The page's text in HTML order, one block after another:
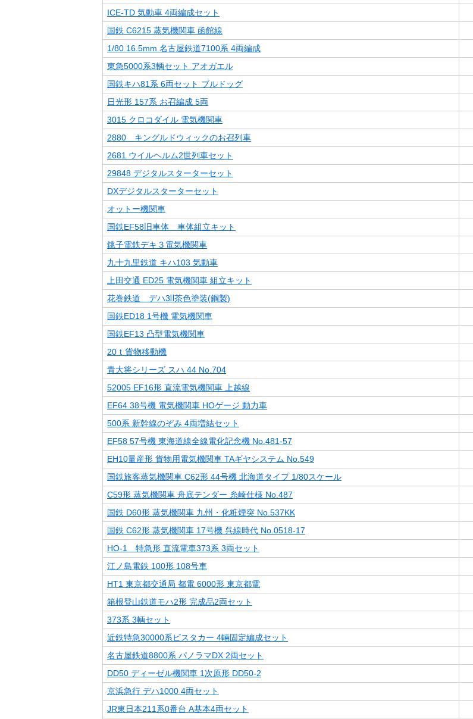
ICE-TD 気動車 4両編成セット
国鉄 C6215 蒸気機関車 函館線
1/80 16.5mm 名古屋鉄道7100系 4両編成
東急5000系3輌セット アオガエル
国鉄キハ81系 6両セット ブルドッグ
日光形 157系 お召編成 5両
3015 クロコダイル 電気機関車
2880 キングルドウィックのお召列車
2681 ウイルヘルム2世列車セット
29848 デジタルスターターセット
DXデジタルスターターセット
オットー機関車
国鉄EF58旧車体 車体組立キット
銚子電鉄デキ３電気機関車
九十九里鉄道 キハ103 気動車
上田交通 ED25 電気機関車 組立キット
花巻鉄道 デハ3Ⅱ茶色塗装(鋼製)
国鉄ED18 1号機 電気機関車
国鉄EF13 凸型電気機関車
20ｔ貨物移動機
青大将シリーズ スハ 44 No.704
52005 EF16形 直流電気機関車 上越線
EF64 38号機 電気機関車 HOゲージ 動力車
500系 新幹線のぞみ 4両増結セット
EF58 57号機 東海道線全線電化記念機 No.481-57
EH10量産形 貨物用電気機関車 TAギヤシステム No.549
国鉄旅客蒸気機関車 C62形 44号機 北海道タイプ 1/80スケール
C59形 蒸気機関車 舟底テンダー 糸崎仕様 No.487
国鉄 D60形 蒸気機関車 九州・化粧煙突 No.537KK
国鉄 C62形 蒸気機関車 17号機 呉線時代 No.0518-17
HO-1 特急形 直流電車373系 3両セット
江ノ島電鉄 100形 108号車
HT1 東京都交通局 都電 6000形 東京都電
箱根登山鉄道モハ2形 完成品2両セット
373系 3輌セット
近鉄特急30000系ビスタカー 4輛固定編成セット
名古屋鉄道8800系 パノラマDX 2両セット
DD50 ディーゼル機関車 1次原形 DD50-2
京浜急行 デハ1000 4両セット
JR東日本211系0番台 A基本4両セット